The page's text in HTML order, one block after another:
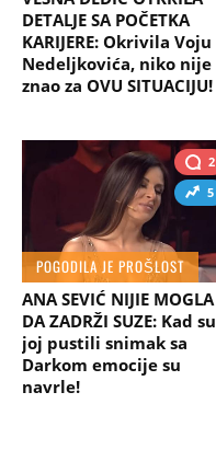
DETALJE SA POČETKA
KARIJERE: Okrivila Voju
Nedeljkovića, niko nije
znao za OVU SITUACIJU!
2
5
POGODILA JE PROŠLOST
ANA SEVIĆ NIJIE MOGLA
DA ZADRŽI SUZE: Kad su
joj pustili snimak sa
Darkom emocije su
navrle!